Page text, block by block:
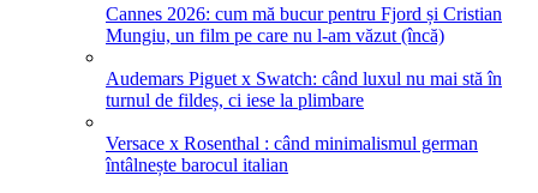
Cannes 2026: cum mă bucur pentru Fjord și Cristian
Mungiu, un film pe care nu l-am văzut (încă)
Audemars Piguet x Swatch: când luxul nu mai stă în
turnul de fildeș, ci iese la plimbare
Versace x Rosenthal : când minimalismul german
întâlnește barocul italian